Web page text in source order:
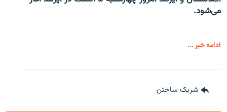
می‌شود.
ادامه خبر ...
شریک ساختن